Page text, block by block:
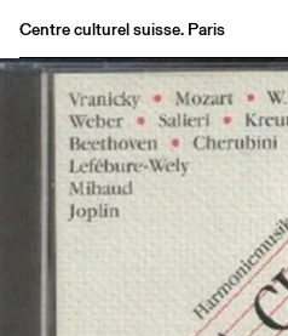
Centre culturel suisse. Paris
Agenda
Librairie
Buvette
Archives